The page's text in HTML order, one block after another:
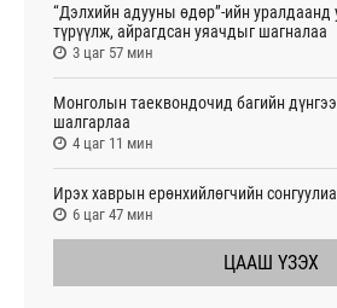
“Дэлхийн адууны өдөр”-ийн уралдаанд
түрүүлж, айрагдсан уяачдыг шагналаа
3 цаг 57 мин
Монголын таеквондочид багийн
шалгарлаа
4 цаг 11 мин
Ирэх хаврын ерөнхийлөгчийн
6 цаг 47 мин
ЦААШ ҮЗЭХ